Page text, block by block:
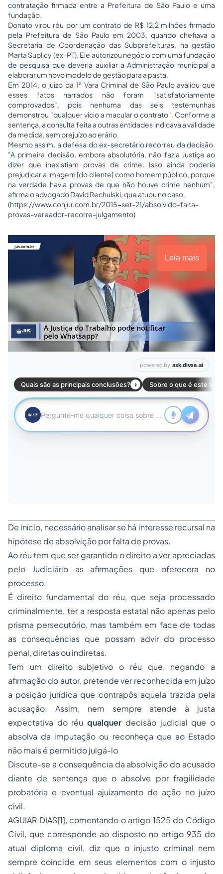
contratação firmada entre a Prefeitura de São Paulo e uma
fundação.
Donato virou réu por um contrato de R$ 12,2 milhões firmado
pela Prefeitura de São Paulo em 2003, quando chefiava a
Secretaria de Coordenação das Subprefeituras, na gestão
Marta Suplicy (ex-PT). Ele autorizou negócio com uma fundação
de pesquisa que deveria auxiliar a Administração municipal a
elaborar um novo modelo de gestão para a pasta.
Em 2014, o juízo da 1ª Vara Criminal de São Paulo avaliou que
esses fatos narrados não foram "satisfatoriamente
comprovados", pois nenhuma das seis testemunhas
demonstrou "qualquer vício a macular o contrato". Conforme a
sentença, a consulta feita a outras entidades indicava a validade
da medida, sem prejuízo ao erário.
Mesmo assim, a defesa do ex-secretário recorreu da decisão.
"A primeira decisão, embora absolutória, não fazia Justiça ao
dizer que inexistiam provas de crime. Isso ainda poderia
prejudicar a imagem [do cliente] como homem público, porque
na verdade havia provas de que não houve crime nenhum",
afirma o advogado David Rechulski, que atuou no caso.
(https://www.conjur.com.br/2015-set-21/absolvido-falta-
provas-vereador-recorre-julgamento)
Leia mais
De início, necessário analisar se há interesse recursal na
hipótese de absolvição por falta de provas.
Ao réu tem que ser garantido o direito a ver apreciadas
pelo Judiciário as afirmações que oferecera no
processo.
É direito fundamental do réu, que seja processado
criminalmente, ter a resposta estatal não apenas pelo
prisma persecutório, mas também em face de todas
as consequências que possam advir do processo
penal, diretas ou indiretas.
Tem um direito subjetivo o réu que, negando a
afirmação do autor, pretende ver reconhecida em juízo
a posição jurídica que contrapôs aquela trazida pela
acusação. Assim, nem sempre atende à justa
expectativa do réuqualquer decisão judicial que o
absolva da imputação ou reconheça que ao Estado
não mais é permitido julgá-lo
Discute-se a consequência da absolvição do acusado
diante de sentença que o absolve por fragilidade
probatória e eventual ajuizamento de ação no juízo
civil.
AGUIAR DIAS[1], comentando o artigo 1525 do Código
Civil, que corresponde ao disposto no artigo 935 do
atual diploma civil, diz que o injusto criminal nem
sempre coincide em seus elementos com o injusto